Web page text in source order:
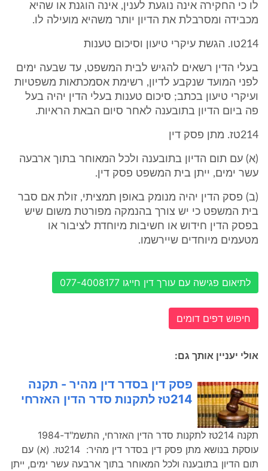
לו כי החקירה אינה נוגעת לענין, אינה הוגנת או שהיא
מכבידה ומסרבלת את הדיון יותר משהיא מועילה לו.
214טו. הגשת עיקרי טיעון וסיכום טענות
בעלי הדין רשאים להגיש לבית המשפט, עד שבעה ימים
לפני המועד שנקבע לדיון, רשימת אסמכתאות משפטיות
ועיקרי טיעון בכתב; סיכום טענות בעלי הדין יהיה בעל
פה ביום הדיון בתובענה לאחר סיום הבאת הראיות.
214טז. מתן פסק דין
(א) עם תום הדיון בתובענה ולכל המאוחר בתוך ארבעה
עשר ימים, ייתן בית המשפט פסק דין.
(ב) פסק הדין יהיה מנומק באופן תמציתי, זולת אם סבר
בית המשפט כי יש צורך בהנמקה מפורטת משום שיש
בפסק הדין חידוש או חשיבות מיוחדת לציבור או
מטעמים מיוחדים שיירשמו.
לתיאום פגישה עם עורך דין חייגו 077-4008177
חיפוש דפים דומים
אולי יעניין אותך גם:
פסק דין בסדר דין מהיר - תקנה
214טז לתקנות סדר הדין האזרחי
תקנה 214טז לתקנות סדר הדין האזרחי, התשמ"ד-1984
עוסקת בנושא מתן פסק דין בסדר דין מהיר: 214טז. (א) עם
תום הדיון בתובענה ולכל המאוחר בתוך ארבעה עשר ימים, ייתן